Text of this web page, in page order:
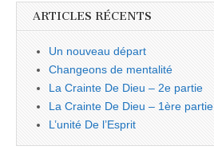
ARTICLES RÉCENTS
Un nouveau départ
Changeons de mentalité
La Crainte De Dieu – 2e partie
La Crainte De Dieu – 1ère partie
L’unité De l’Esprit